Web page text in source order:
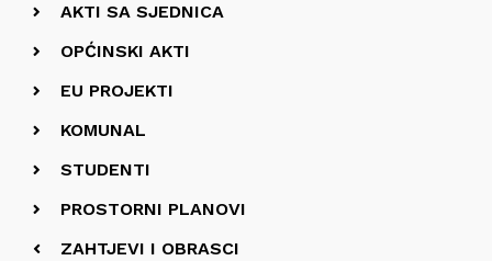
AKTI SA SJEDNICA
OPĆINSKI AKTI
EU PROJEKTI
KOMUNAL
STUDENTI
PROSTORNI PLANOVI
ZAHTJEVI I OBRASCI